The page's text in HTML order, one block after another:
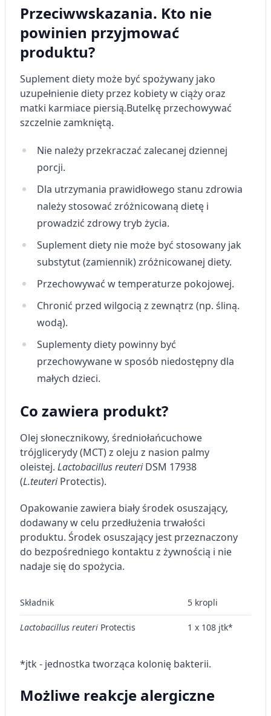
Przeciwwskazania. Kto nie
powinien przyjmować
produktu?
Suplement diety może być spożywany jako
uzupełnienie diety przez kobiety w ciąży oraz
matki karmiace piersią.Butelkę przechowywać
szczelnie zamkniętą.
Nie należy przekraczać zalecanej dziennej
porcji.
Dla utrzymania prawidłowego stanu zdrowia
należy stosować zróżnicowaną dietę i
prowadzić zdrowy tryb życia.
Suplement diety nie może być stosowany jak
substytut (zamiennik) zróżnicowanej diety.
Przechowywać w temperaturze pokojowej.
Chronić przed wilgocią z zewnątrz (np. śliną.
wodą).
Suplementy diety powinny być
przechowywane w sposób niedostępny dla
małych dzieci.
Co zawiera produkt?
Olej słonecznikowy, średniołańcuchowe
trójglicerydy (MCT) z oleju z nasion palmy
oleistej. Lactobacillus reuteriDSM 17938
(L.teuteriProtectis).
Opakowanie zawiera biały środek osuszający,
dodawany w celu przedłużenia trwałości
produktu. Środek osuszający jest przeznaczony
do bezpośredniego kontaktu z żywnością i nie
nadaje się do spożycia.
Składnik 5 kropli
Lactobacillus reuteri Protectis 1 x 108 jtk*
*jtk - jednostka tworząca kolonię bakterii.
Możliwe reakcje alergiczne
Wykorzystanie profili do wyboru
spersonalizowanych reklam
Tworzenie profili w celu personalizacji treści
spersonalizowanych treści
Pomiar efektywności reklam
Pomiar efektywności treści
Rozumienie odbiorców dzięki statystyce lub
kombinacji danych z różnych źródeł
Rozwój i ulepszanie usług
Wykorzystywanie ograniczonych danych do
wyboru treści
Funkcje specjalne IAB:
Użycie dokładnych danych
geolokalizacyjnych
aktywnie żądanych informacji
Cele przetwarzania inne niż IAB:
Niezbędne
Wydajność (Performance)